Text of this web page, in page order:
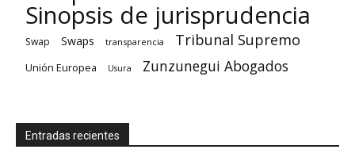
Sinopsis de jurisprudencia
Swap Swaps transparencia Tribunal Supremo
Unión Europea Usura Zunzunegui Abogados
Entradas recientes